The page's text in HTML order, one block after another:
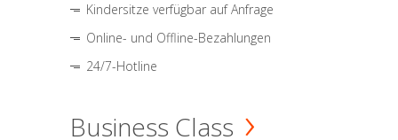
Kindersitze verfügbar auf Anfrage
Online- und Offline-Bezahlungen
24/7-Hotline
Business Class